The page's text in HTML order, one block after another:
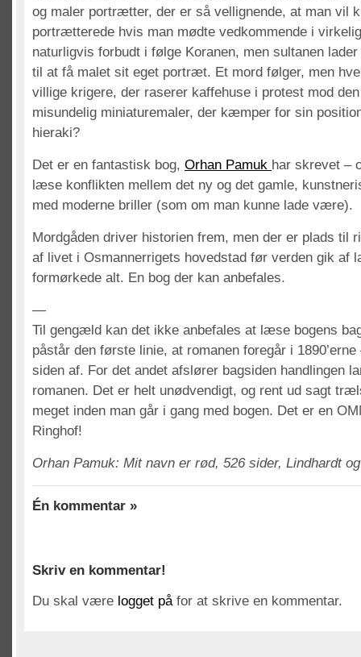
og maler portrætter, der er så vellignende, at man vil
portrætterede hvis man mødte vedkommende i
naturligvis forbudt i følge Koranen, men sultanen
til at få malet sit eget portræt. Et mord følger, men
villige krigere, der raserer kaffehuse i protest mod
misundelig miniaturemaler, der kæmper for sin
hieraki?
Det er en fantastisk bog, Orhan Pamuk har skrevet –
læse konflikten mellem det ny og det gamle,
med moderne briller (som om man kunne lade være).
Mordgåden driver historien frem, men der er plads til
af livet i Osmannerrigets hovedstad før verden gik af
formørkede alt. En bog der kan anbefales.
—
Til gengæld kan det ikke anbefales at læse bogens
påstår den første linie, at romanen foregår i
siden af. For det andet afslører bagsiden handlingen
romanen. Det er helt unødvendigt, og rent ud sagt
meget inden man går i gang med bogen. Det er en
Ringhof!
Orhan Pamuk: Mit navn er rød, 526 sider, Lindhardt
Én kommentar »
Skriv en kommentar!
Du skal være logget påfor at skrive en kommentar.